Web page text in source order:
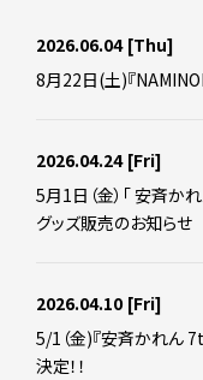
2026.06.04 [Thu]
8月22日(土)『
2026.04.24 [Fri]
5月1日（金）「 安斉
グッズ販売のお知らせ
2026.04.10 [Fri]
5/1（金)『安斉かれん
決定！！